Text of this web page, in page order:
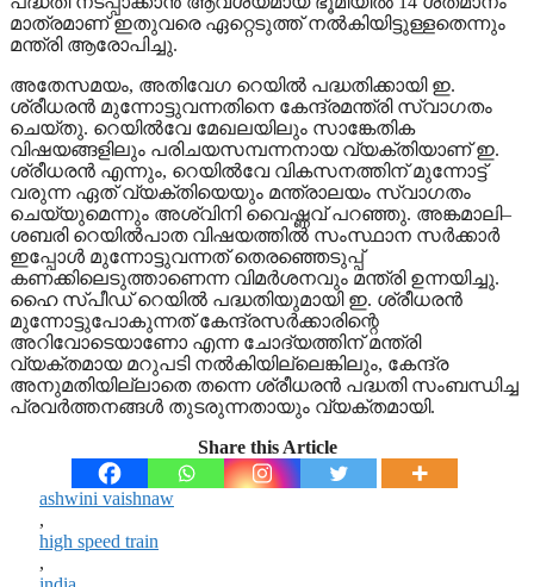
മാത്രമാണ് ഇതുവരെ ഏറ്റെടുത്ത് നൽകിയിട്ടുള്ളതെന്നും
മന്ത്രി ആരോപിച്ചു.
അതേസമയം, അതിവേഗ റെയിൽ പദ്ധതിക്കായി ഇ.
ശ്രീധരൻ മുന്നോട്ടുവന്നതിനെ കേന്ദ്രമന്ത്രി സ്വാഗതം
ചെയ്തു. റെയിൽവേ മേഖലയിലും സാങ്കേതിക
വിഷയങ്ങളിലും പരിചയസമ്പന്നനായ വ്യക്തിയാണ് ഇ.
ശ്രീധരൻ എന്നും, റെയിൽവേ വികസനത്തിന് മുന്നോട്ട്
വരുന്ന ഏത് വ്യക്തിയെയും മന്ത്രാലയം സ്വാഗതം
ചെയ്യുമെന്നും അശ്വിനി വൈഷ്ണവ് പറഞ്ഞു. അങ്കമാലി–
ശബരി റെയിൽപാത വിഷയത്തിൽ സംസ്ഥാന സർക്കാർ
ഇപ്പോൾ മുന്നോട്ടുവന്നത് തെരഞ്ഞെടുപ്പ്
കണക്കിലെടുത്താണെന്ന വിമർശനവും മന്ത്രി ഉന്നയിച്ചു.
ഹൈ സ്പീഡ് റെയിൽ പദ്ധതിയുമായി ഇ. ശ്രീധരൻ
മുന്നോട്ടുപോകുന്നത് കേന്ദ്രസർക്കാരിന്റെ
അറിവോടെയാണോ എന്ന ചോദ്യത്തിന് മന്ത്രി
വ്യക്തമായ മറുപടി നൽകിയില്ലെങ്കിലും, കേന്ദ്ര
അനുമതിയില്ലാതെ തന്നെ ശ്രീധരൻ പദ്ധതി സംബന്ധിച്ച
പ്രവർത്തനങ്ങൾ തുടരുന്നതായും വ്യക്തമായി.
Share this Article
ashwini vaishnaw
,
high speed train
,